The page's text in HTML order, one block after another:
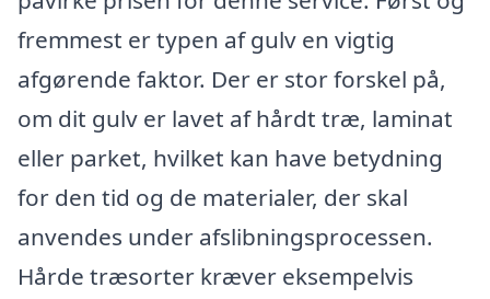
fremmest er typen af gulv en vigtig
afgørende faktor. Der er stor forskel på,
om dit gulv er lavet af hårdt træ, laminat
eller parket, hvilket kan have betydning
for den tid og de materialer, der skal
anvendes under afslibningsprocessen.
Hårde træsorter kræver eksempelvis